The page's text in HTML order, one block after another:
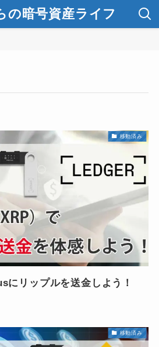
の暗号資産ライフ
移動済み
リップルを送金しよう！
移動済み